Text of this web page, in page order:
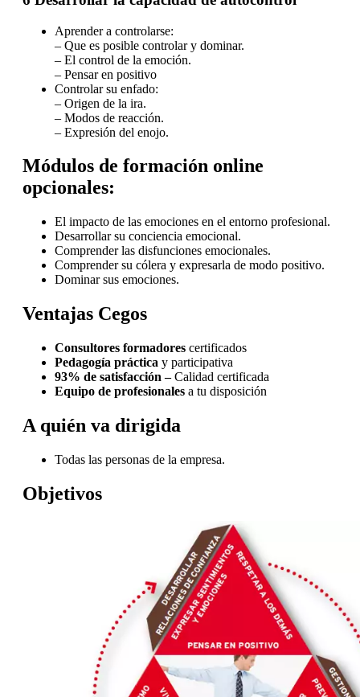
Aprender a controlarse:
– Que es posible controlar y dominar.
– El control de la emoción.
– Pensar en positivo
Controlar su enfado:
– Origen de la ira.
– Modos de reacción.
– Expresión del enojo.
Módulos de formación online
opcionales:
El impacto de las emociones en el entorno profesional.
Desarrollar su conciencia emocional.
Comprender las disfunciones emocionales.
Comprender su cólera y expresarla de modo positivo.
Dominar sus emociones.
Ventajas Cegos
Consultores formadores certificados
Pedagogía práctica y participativa
93% de satisfacción –Calidad certificada
Equipo de profesionales a tu disposición
A quién va dirigida
Todas las personas de la empresa.
Objetivos